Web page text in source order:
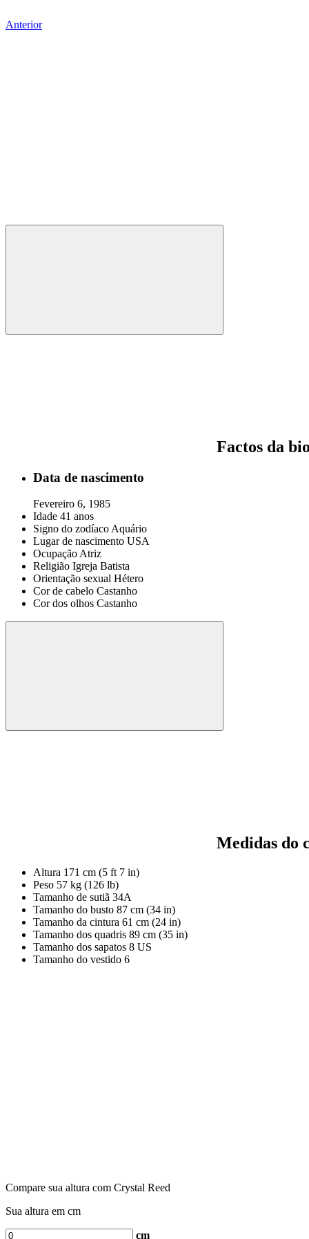
Anterior
Factos da
Data de nascimento
Fevereiro 6, 1985
Idade 41 anos
Signo do zodíacoAquário
Lugar de nascimento USA
OcupaçãoAtriz
Religião Igreja Batista
Orientação sexual Hétero
Cor de cabelo Castanho
Cor dos olhos Castanho
Medidas do
Altura 171 cm (5 ft 7 in)
Peso 57 kg (126 lb)
Tamanho de sutiã 34A
Tamanho do busto 87 cm (34 in)
Tamanho da cintura 61 cm (24 in)
Tamanho dos quadris 89 cm (35 in)
Tamanho dos sapatos 8 US
Tamanho do vestido 6
Compare sua altura com Crystal Reed
Sua altura em cm
cm